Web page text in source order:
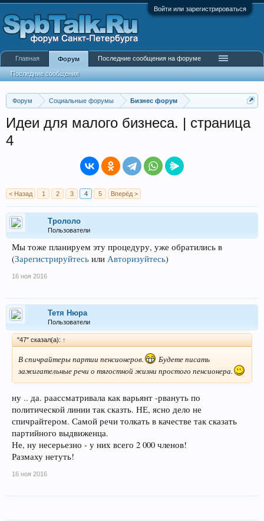
Войти или зарегистрироваться
Форум Социальные форумы Бизнес форум
Идеи для малого бизнеса. | страница
4
< Назад 1 2 3 4 5 Вперёд >
Трололо
Пользователи
Мы тоже планируем эту процедуру, уже обратились в
(Зарегистрируйтесь или Авторизуйтесь)
16 ноя 2016
Тетя Нюра
Пользователи
"47" сказал(а): ↑
В спичрайтеры партии пенсионеров.
Будете писать
зажигательные речи о тягостной жизни простого пенсионера.
ну .. да. раассматривала как варьянт -рвануть по
политической линии так сказть. НЕ, ясно дело не
спичрайтером. Самой речи толкать в качестве так сказать
партийного выдвиженца.
Не, ну несерьезно - у них всего 2 000 членов!
Размаху нетуть!
16 ноя 2016
Главная Форум
Последние сообщения
Последние сообщения на форуме